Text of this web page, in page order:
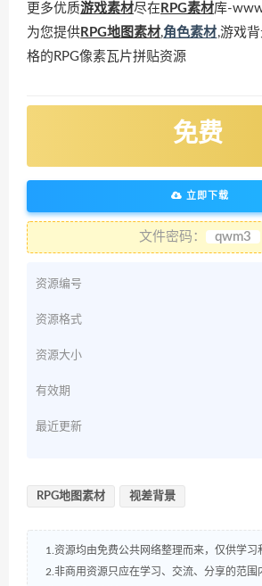
更多优质游戏素材尽在 RPG素材库-
为您提供 RPG地图素材,角色素材,游戏
格的RPG像素瓦片拼贴资源
免费
立即下载
文件密码： qwm3
资源编号
资源格式
资源大小
有效期
最近更新
RPG地图素材 视差背景
1.资源均由免费公共网络整理而来，仅供学习
2.非商用资源只应在学习、交流、分享的范围